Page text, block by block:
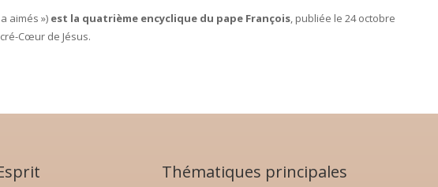
aimés ») est la quatrième encyclique du pape François, publiée le 24 octobre
Cœur de Jésus.
Thématiques principales